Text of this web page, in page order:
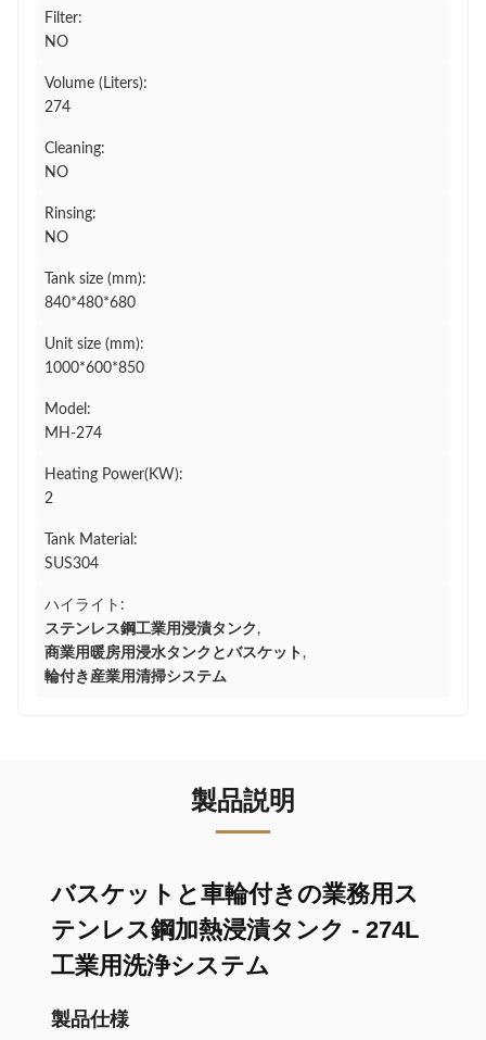
Filter:
NO
Volume (Liters):
274
Cleaning:
NO
Rinsing:
NO
Tank size (mm):
840*480*680
Unit size (mm):
1000*600*850
Model:
MH-274
Heating Power(KW):
2
Tank Material:
SUS304
ハイライト:
ステンレス鋼工業用浸漬タンク ,
商業用暖房用浸水タンクとバスケット ,
輪付き産業用清掃システム
製品説明
バスケットと車輪付きの業務用ス
テンレス鋼加熱浸漬タンク - 274L
工業用洗浄システム
製品仕様